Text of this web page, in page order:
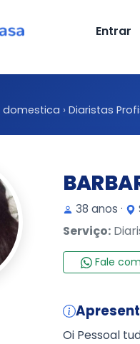
Entrar
domestica › Diaristas
38 anos ·
Serviço:
Fale
Oi Pessoal